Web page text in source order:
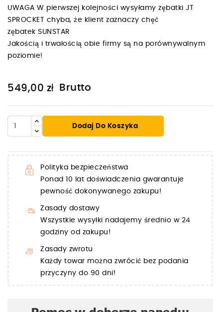
UWAGA W pierwszej kolejności wysyłamy zębatki JT
SPROCKET chyba, że klient zaznaczy chęć
zębatek SUNSTAR
Jakością i trwałością obie firmy są na porównywalnym
poziomie!
549,00 zł Brutto
Dodaj Do Koszyka
Polityka bezpieczeństwa
Ponad 10 lat doświadczenia gwarantuje
pewność dokonywanego zakupu!
Zasady dostawy
Wszystkie wysyłki nadajemy średnio w 24
godziny od zakupu!
Zasady zwrotu
Każdy towar można zwrócić bez podania
przyczyny do 90 dni!